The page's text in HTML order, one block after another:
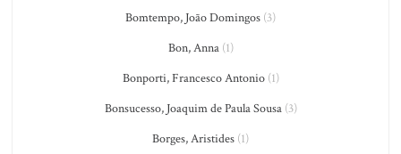
Bomtempo, João Domingos (3)
Bon, Anna(1)
Bonporti, Francesco Antonio(1)
Bonsucesso, Joaquim de Paula Sousa(3)
Borges, Aristides (1)